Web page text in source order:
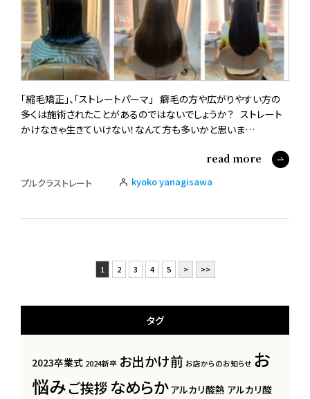
「縮毛矯正」、「ストレートパーマ」 癖毛の方や広がりやすい方の
多くは施術されたことがあるのではないでしょうか？ ストレート
かけなきゃ生きていけない！なんて方も多いかと思いま…
read more
プルクラストレート kyoko yanagisawa
1 2 3 4 5 > >>
タグ
2023卒業式 2024新卒 お出かけ前 お店からのお知らせ お
悩みご挨拶 なめらか アルカリ酸熱 アルカリ酸